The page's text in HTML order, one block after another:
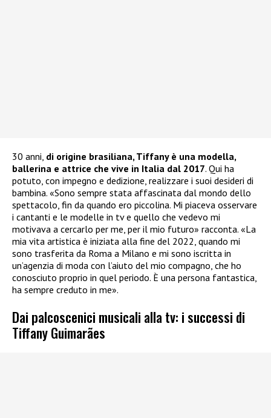
30 anni, di origine brasiliana, Tiffany è una modella,
ballerina e attrice che vive in Italia dal 2017. Qui ha
potuto, con impegno e dedizione, realizzare i suoi desideri di
bambina. «Sono sempre stata affascinata dal mondo dello
spettacolo, fin da quando ero piccolina. Mi piaceva osservare
i cantanti e le modelle in tv e quello che vedevo mi
motivava a cercarlo per me, per il mio futuro» racconta. «La
mia vita artistica è iniziata alla fine del 2022, quando mi
sono trasferita da Roma a Milano e mi sono iscritta in
un’agenzia di moda con l’aiuto del mio compagno, che ho
conosciuto proprio in quel periodo. È una persona fantastica,
ha sempre creduto in me».
Dai palcoscenici musicali alla tv: i successi di
Tiffany Guimarães